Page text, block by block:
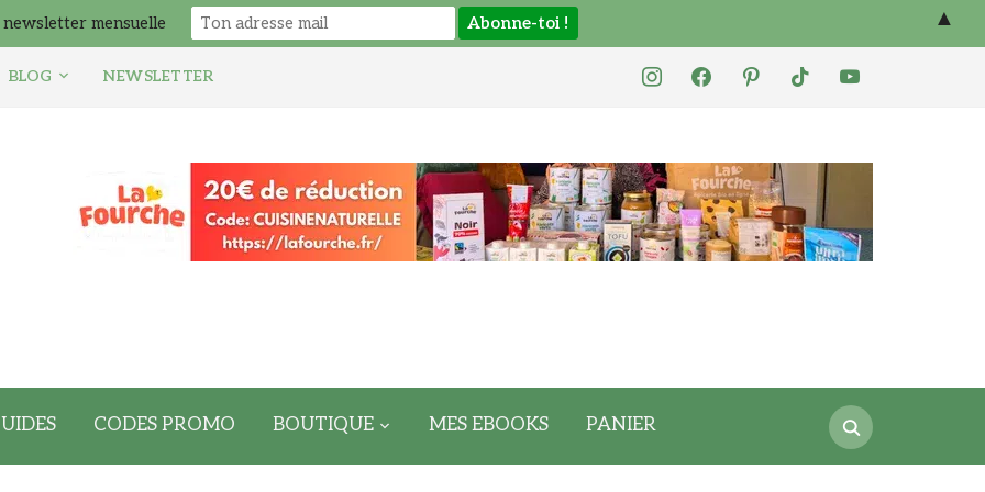
instagramfacebookpinteresttiktok youtube
BLOG NEWSLETTER
Search
for:
CODES PROMO BOUTIQUE MES EBOOKS PANIER
newsletter mensuelle ▲